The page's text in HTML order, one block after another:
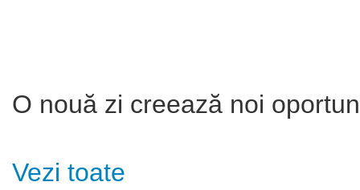
O nouă zi creează noi
Vezi toate